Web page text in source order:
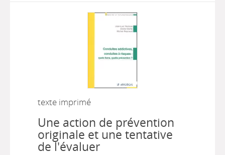
texte imprimé
Une action de prévention
originale et une tentative
de l'évaluer